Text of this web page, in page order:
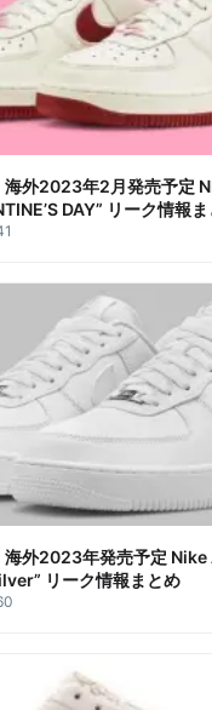
海外2023年2月発売予定
DAY” リーク情報
海外2023年発売予定
リーク情報まとめ